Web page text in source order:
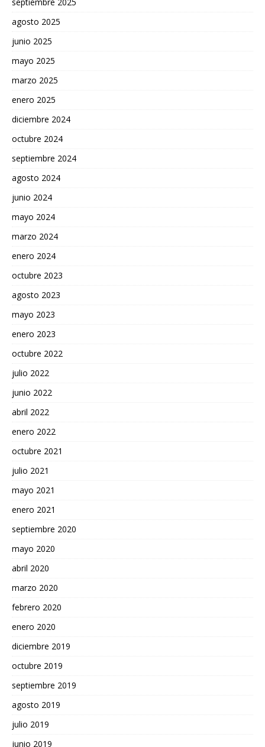
agosto 2025
junio 2025
mayo 2025
marzo 2025
enero 2025
diciembre 2024
octubre 2024
septiembre 2024
agosto 2024
junio 2024
mayo 2024
marzo 2024
enero 2024
octubre 2023
agosto 2023
mayo 2023
enero 2023
octubre 2022
julio 2022
junio 2022
abril 2022
enero 2022
octubre 2021
julio 2021
mayo 2021
enero 2021
septiembre 2020
mayo 2020
abril 2020
marzo 2020
febrero 2020
enero 2020
diciembre 2019
octubre 2019
septiembre 2019
agosto 2019
julio 2019
junio 2019